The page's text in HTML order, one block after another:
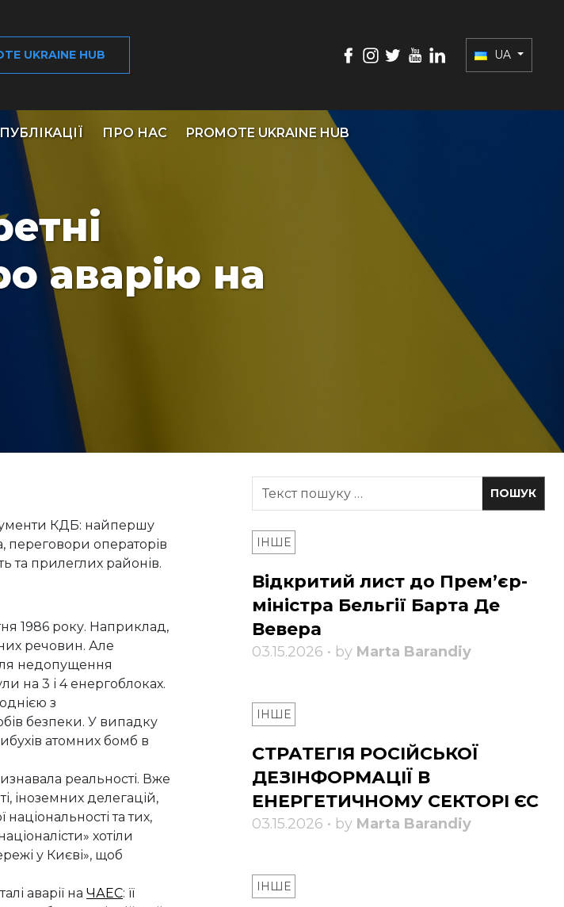
UKRAINE HUB UA
ПУБЛІКАЦІЇ ПРО НАС PROMOTE UKRAINE HUB
аварію на
КДБ: найпершу
переговори операторів
та прилеглих районів.
1986 року. Наприклад,
речовин. Але
недопущення
на 3 і 4 енергоблоках.
з
безпеки. У випадку
атомних бомб в
реальності. Вже
іноземних делегацій,
та тих,
хотіли
у Києві», щоб
аварії на ЧАЕС: її
ІНШЕ
Відкритий лист до Прем’єр-
міністра Бельгії Барта Де
Вевера
03.15.2026 • by Marta Barandiy
ІНШЕ
СТРАТЕГІЯ РОСІЙСЬКОЇ
ДЕЗІНФОРМАЦІЇ В
ЕНЕРГЕТИЧНОМУ СЕКТОРІ ЄС
03.15.2026 • by Marta Barandiy
ІНШЕ